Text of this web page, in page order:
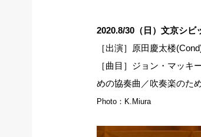
2020.8/30（日）文京シビ
［出演］原田慶太楼
［曲目］ジョン・マッ
めの協奏曲／吹奏楽のた
Photo：K.Miura